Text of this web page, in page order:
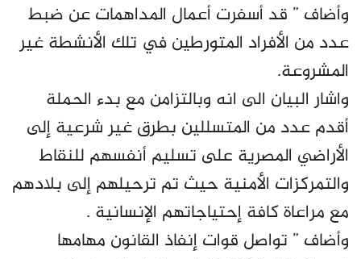
وأضاف ” قد أسفرت أعمال المداهمات عن ضبط
عدد من الأفراد المتورطين في تلك الأنشطة غير
المشروعة.
واشار البيان الى انه وبالتزامن مع بدء الحملة
أقدم عدد من المتسللين بطرق غير شرعية إلى
الأراضي المصرية على تسليم أنفسهم للنقاط
والتمركزات الأمنية حيث تم ترحيلهم إلى بلادهم
مع مراعاة كافة إحتياجاتهم الإنسانية .
وأضاف ” تواصل قوات إنفاذ القانون مهامها